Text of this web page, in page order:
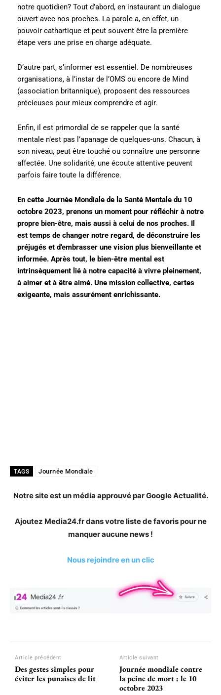
notre quotidien? Tout d’abord, en instaurant un dialogue
ouvert avec nos proches. La parole a, en effet, un
pouvoir cathartique et peut souvent être la première
étape vers une prise en charge adéquate.
D’autre part, s’informer est essentiel. De nombreuses
organisations, à l’instar de l’OMS ou encore de Mind
(association britannique), proposent des ressources
précieuses pour mieux comprendre et agir.
Enfin, il est primordial de se rappeler que la santé
mentale n’est pas l’apanage de quelques-uns. Chacun, à
son niveau, peut être touché ou connaître une personne
affectée. Une solidarité, une écoute attentive peuvent
parfois faire toute la différence.
En cette Journée Mondiale de la Santé Mentale du 10
octobre 2023, prenons un moment pour réfléchir à notre
propre bien-être, mais aussi à celui de nos proches. Il
est temps de changer notre regard, de déconstruire les
préjugés et d’embrasser une vision plus bienveillante et
informée. Après tout, le bien-être mental est
intrinsèquement lié à notre capacité à vivre pleinement,
à aimer et à être aimé. Une mission collective, certes
exigeante, mais assurément enrichissante.
TAGS Journée Mondiale
Notre site est un média approuvé par Google Actualité.
Ajoutez Media24.fr dans votre liste de favoris pour ne
manquer aucune news !
Nous rejoindre en un clic
Article précédent
Des gestes simples pour
éviter les punaises de lit
Article suivant
Journée mondiale contre
la peine de mort : le 10
octobre 2023